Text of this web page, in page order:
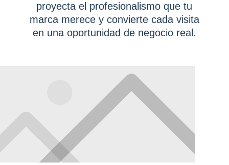
proyecta el profesionalismo que tu
marca merece y convierte cada visita
en una oportunidad de negocio real.